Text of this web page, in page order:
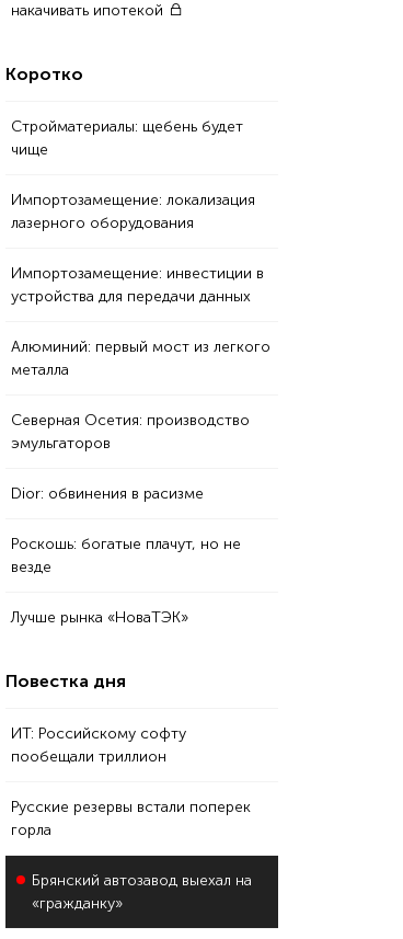
накачивать ипотекой
Коротко
Стройматериалы: щебень будет
чище
Импортозамещение: локализация
лазерного оборудования
Импортозамещение: инвестиции в
устройства для передачи данных
Алюминий: первый мост из легкого
металла
Северная Осетия: производство
эмульгаторов
Dior: обвинения в расизме
Роскошь: богатые плачут, но не
везде
Лучше рынка «НоваТЭК»
Повестка дня
ИТ: Российскому софту
пообещали триллион
Русские резервы встали поперек
горла
Брянский автозавод выехал на
«гражданку»